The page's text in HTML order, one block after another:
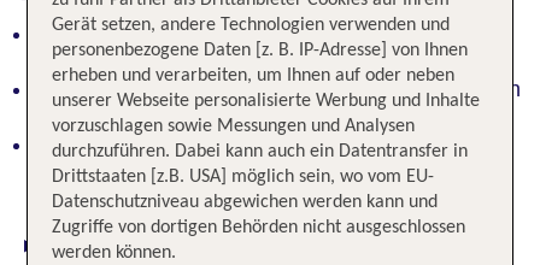
Modernste Technologie im historischen Palais:
Eleganz trifft auf Innovation
Wiens erstes Palais Hotel des 21. Jahrhunderts an
der Ringstraße
Bequem zu Fuß zu den Sehenswürdigkeiten der
Innenstadt
Digitaler und telefonischer 24/7 TUI Service
Gerät setzen, andere Technologien verwenden und
personenbezogene Daten [z. B. IP-Adresse] von Ihnen
erheben und verarbeiten, um Ihnen auf oder neben
unserer Webseite personalisierte Werbung und Inhalte
vorzuschlagen sowie Messungen und Analysen
durchzuführen. Dabei kann auch ein Datentransfer in
Drittstaaten [z.B. USA] möglich sein, wo vom EU-
Datenschutzniveau abgewichen werden kann und
Zugriffe von dortigen Behörden nicht ausgeschlossen
werden können.